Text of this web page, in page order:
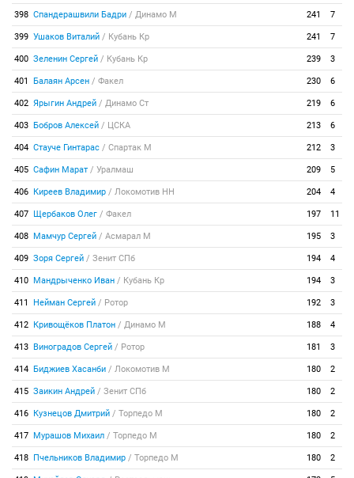
398 Спандерашвили Бадри / Динамо М 241 7
399 Ушаков Виталий / Кубань Кр 241 7
400 Зеленин Сергей / Кубань Кр 239 3
401 Балаян Арсен / Факел 230 6
402 Ярыгин Андрей / Динамо Ст 219 6
403 Бобров Алексей / ЦСКА 213 6
404 Стауче Гинтарас / Спартак М 212 3
405 Сафин Марат / Уралмаш 209 5
406 Киреев Владимир / Локомотив НН 204 4
407 Щербаков Олег / Факел 197 11
408 Мамчур Сергей / Асмарал М 195 3
409 Зоря Сергей / Зенит СПб 194 4
410 Мандрыченко Иван / Кубань Кр 194 3
411 Нейман Сергей / Ротор 192 3
412 Кривощёков Платон / Динамо М 188 4
413 Виноградов Сергей / Ротор 181 3
414 Биджиев Хасанби / Локомотив М 180 2
415 Заикин Андрей / Зенит СПб 180 2
416 Кузнецов Дмитрий / Торпедо М 180 2
417 Мурашов Михаил / Торпедо М 180 2
418 Пчельников Владимир / Торпедо М 180 2